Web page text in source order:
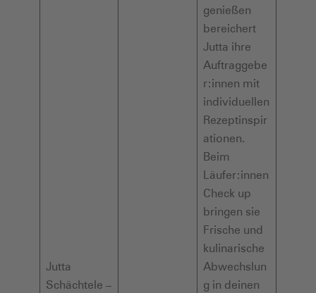
Jutta
Schächtele –
genießen
bereichert
Jutta ihre
Auftraggebe
r:innen mit
individuellen
Rezeptinspir
ationen.
Beim
Läufer:innen
Check up
bringen sie
Frische und
kulinarische
Abwechslun
g in deinen